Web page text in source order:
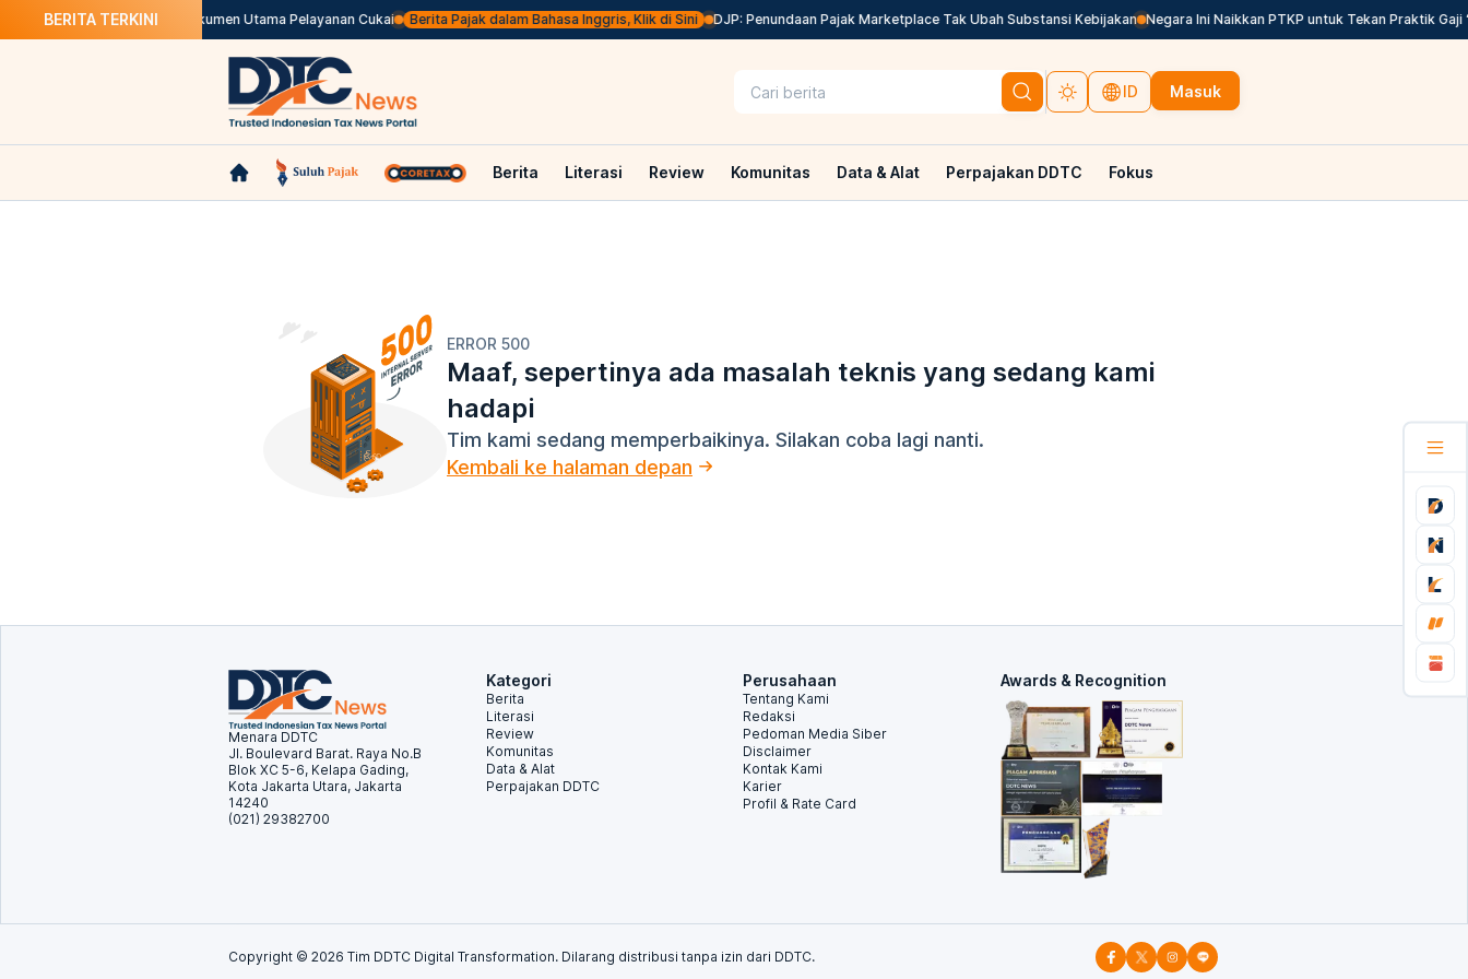
BERITA TERKINI
Listrik Mengenal Dokumen Utama Pelayanan Cukai Berita Pajak dalam Bahasa Inggris, Klik di Sini DJP: Penundaan Pajak Marketplace Tak Ubah Substansi Kebijakan Negara Ini Naikkan PTKP untuk Tekan Praktik Gaji
ID Masuk
Berita Literasi Review Komunitas Data & Alat Perpajakan DDTC Fokus
ERROR 500
Maaf, sepertinya ada masalah teknis yang sedang kami
hadapi
Tim kami sedang memperbaikinya. Silakan coba lagi nanti.
Kembali ke halaman depan
Menara DDTC
Jl. Boulevard Barat. Raya No.B
Blok XC 5-6, Kelapa Gading,
Kota Jakarta Utara, Jakarta
14240
(021) 29382700
Kategori
Berita
Literasi
Review
Komunitas
Data & Alat
Perpajakan DDTC
Perusahaan
Tentang Kami
Redaksi
Pedoman Media Siber
Disclaimer
Kontak Kami
Karier
Profil & Rate Card
Awards & Recognition
Copyright © 2026 Tim DDTC Digital Transformation. Dilarang distribusi tanpa izin dari DDTC.